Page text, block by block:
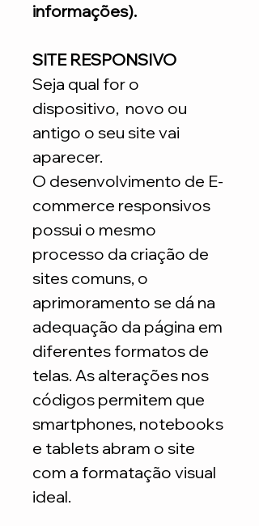
informações).
SITE RESPONSIVO
Seja qual for o
dispositivo, novo ou
antigo o seu site vai
aparecer.
O desenvolvimento de E-
commerce responsivos
possui o mesmo
processo da criação de
sites comuns, o
aprimoramento se dá na
adequação da página em
diferentes formatos de
telas. As alterações nos
códigos permitem que
smartphones, notebooks
e tablets abram o site
com a formatação visual
ideal.